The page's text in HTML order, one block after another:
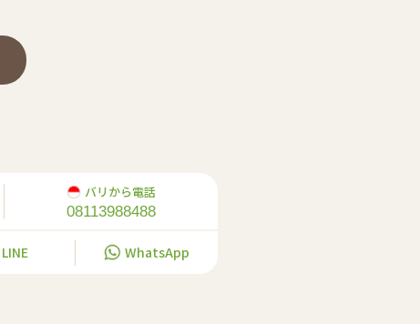
バリから電話
08113988488
LINE WhatsApp